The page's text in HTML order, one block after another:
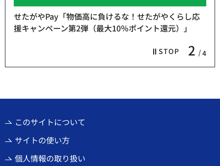
STOP 2 4
せたがやPay「物価高に負けるな！せたがやくらし応
援キャンペーン第2弾（最大10％ポイント還元）」
このサイトについて
サイトの使い方
個人情報の取り扱い